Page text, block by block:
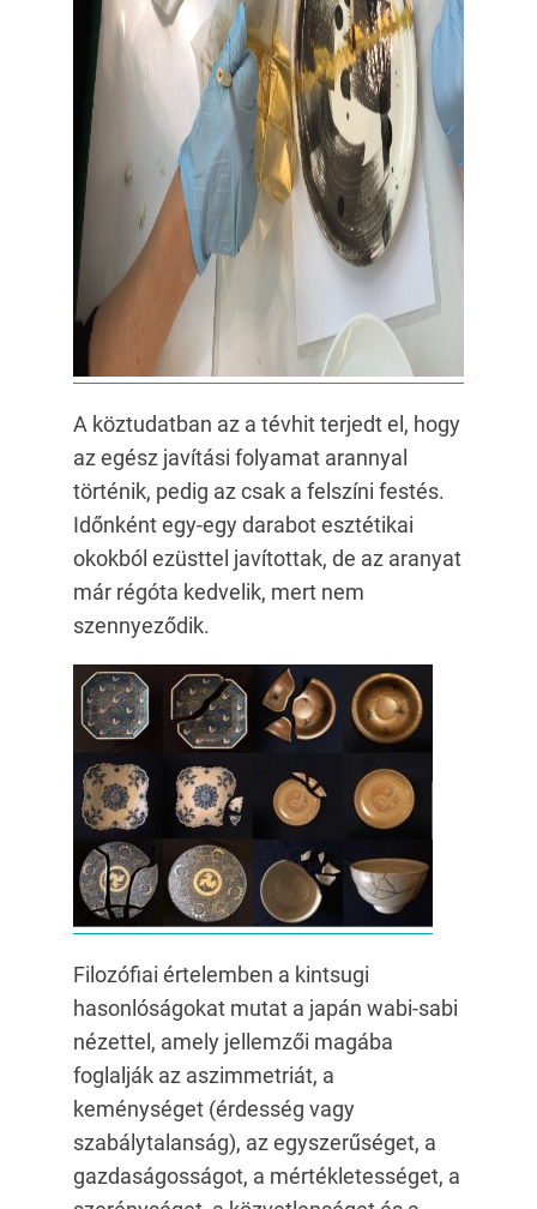
A köztudatban az a tévhit terjedt el, hogy
az egész javítási folyamat arannyal
történik, pedig az csak a felszíni festés.
Időnként egy-egy darabot esztétikai
okokból ezüsttel javítottak, de az aranyat
már régóta kedvelik, mert nem
szennyeződik.
Filozófiai értelemben a kintsugi
hasonlóságokat mutat a japán wabi-sabi
nézettel, amely jellemzői magába
foglalják az aszimmetriát, a
keménységet (érdesség vagy
szabálytalanság), az egyszerűséget, a
gazdaságosságot, a mértékletességet, a